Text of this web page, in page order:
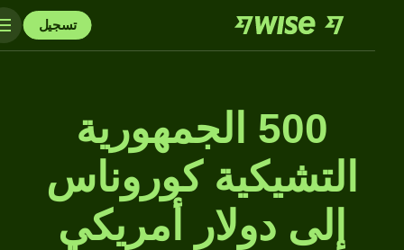
تسجيل
500 الجمهورية
التشيكية كوروناس
إلى دولار أمريكي